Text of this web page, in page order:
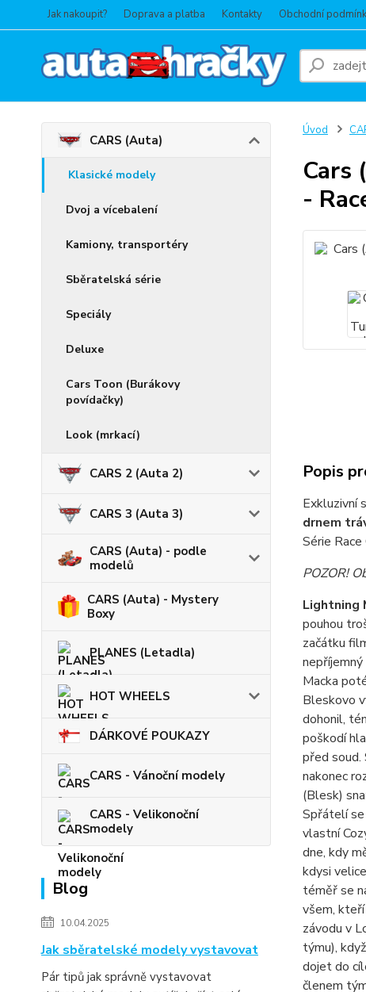
Jak nakoupit? Doprava a platba Kontakty Obchodní
CARS (Auta)
Klasické modely
Dvoj a vícebalení
Kamiony, transportéry
Sběratelská série
Speciály
Deluxe
Cars Toon (Burákovy
povídačky)
Look (mrkací)
CARS 2 (Auta 2)
CARS 3 (Auta 3)
CARS (Auta) - podle
modelů
CARS (Auta) - Mystery
Boxy
PLANES (Letadla)
HOT WHEELS
DÁRKOVÉ POUKAZY
CARS - Vánoční modely
CARS - Velikonoční
modely
Blog
10.04.2025
Jak sběratelské modely vystavovat
Pár tipů jak správně vystavovat
Úvod
Cars
-
Popis
Exkluzivní
drnem
Série
POZOR!
Lightning
pouhou
začátku
Macka
Bleskovo
dohonil,
poškodí
před soud.
nakonec
(Blesk)
Spřátelí se
vlastní
dne, kdy
kdysi
téměř se
všem,
závodu v
týmu),
dojet do
členem